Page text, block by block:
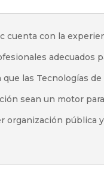
cuenta con la
adecuados
que las Tecnologías de
sean un motor para
organización pública y